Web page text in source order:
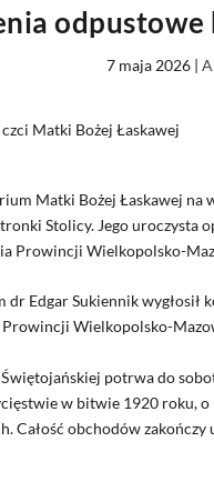
7 maja 2026 |
Matki Bożej Łaskawej na
Stolicy. Jego uroczysta
Prowincji Wielkopolsko-
dr Edgar Sukiennik
Wielkopolsko-
potrwa do
w bitwie 1920 roku,
Całość obchodów